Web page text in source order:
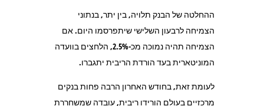
ההחלטה של הבנק תלויה, בין יתר, בנתוני
הצמיחה לרבעון השלישי שיתפרסמו היום. אם
הצמיחה תהיה נמוכה מכ-2.5%, הלחצים בוועדה
המוניטארית בעד הורדת הריבית יתגברו.
לעומת זאת, בחודש האחרון הרבה פחות בנקים
מרכזיים בעולם הורידו ריבית, עובדה שמשחררת